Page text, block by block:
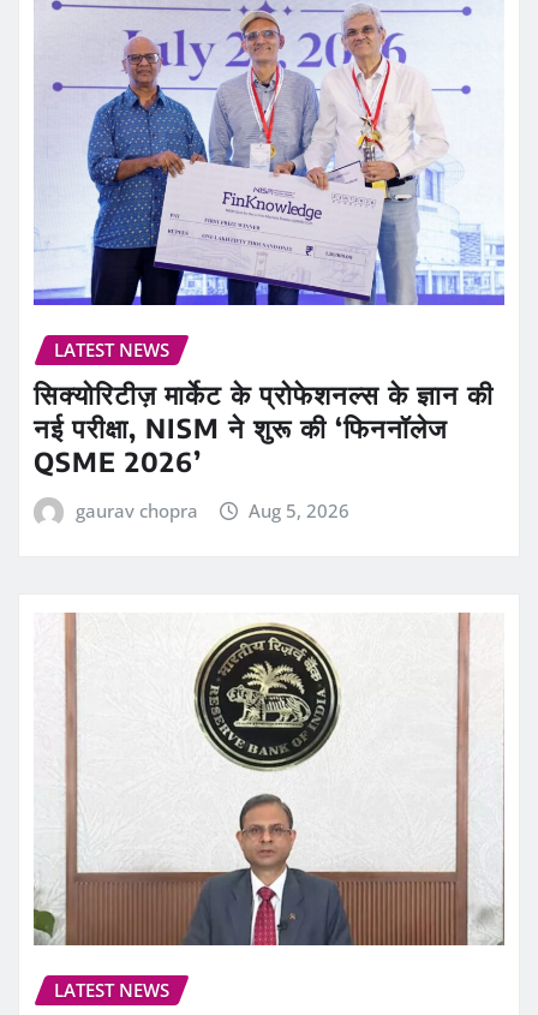
LATEST NEWS
सिक्योरिटीज़ मार्केट के प्रोफेशनल्स के ज्ञान की
नई परीक्षा, NISM ने शुरू की ‘फिननॉलेज
QSME 2026’
gaurav chopra Aug 5, 2026
LATEST NEWS